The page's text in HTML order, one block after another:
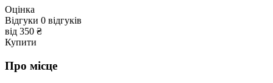
Оцінка
Відгуки 0 відгуків
від 350 ₴
Купити
Про місце